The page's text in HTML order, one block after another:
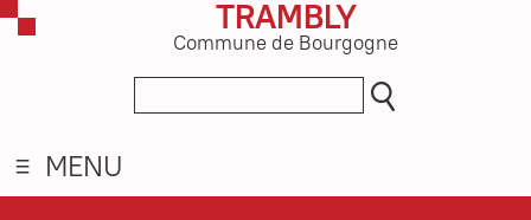
TRAMBLY
Commune de Bourgogne
MENU